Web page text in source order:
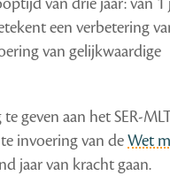
een verbetering
van gelijkwaardige
geven aan het SER-
invoering van deWet
jaar van kracht gaan.